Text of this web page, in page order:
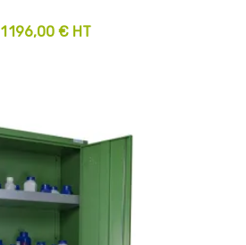
1 196,00 € HT